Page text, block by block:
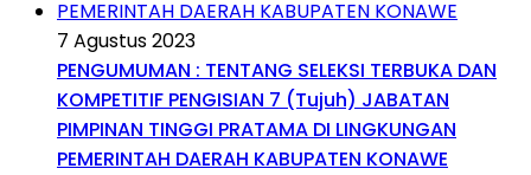
7 Agustus 2023
PENGUMUMAN : TENTANG SELEKSI TERBUKA DAN
KOMPETITIF PENGISIAN 7 (Tujuh) JABATAN
PIMPINAN TINGGI PRATAMA DI LINGKUNGAN
PEMERINTAH DAERAH KABUPATEN KONAWE